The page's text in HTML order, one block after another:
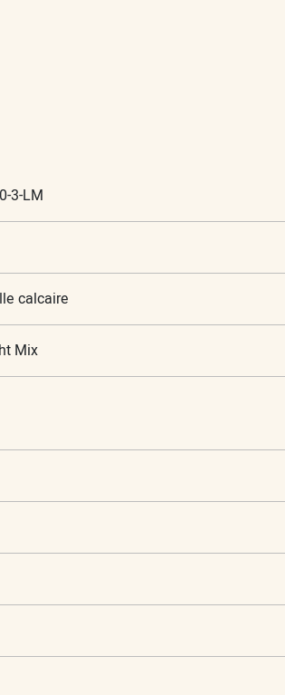
3-LM
calcaire
Mix